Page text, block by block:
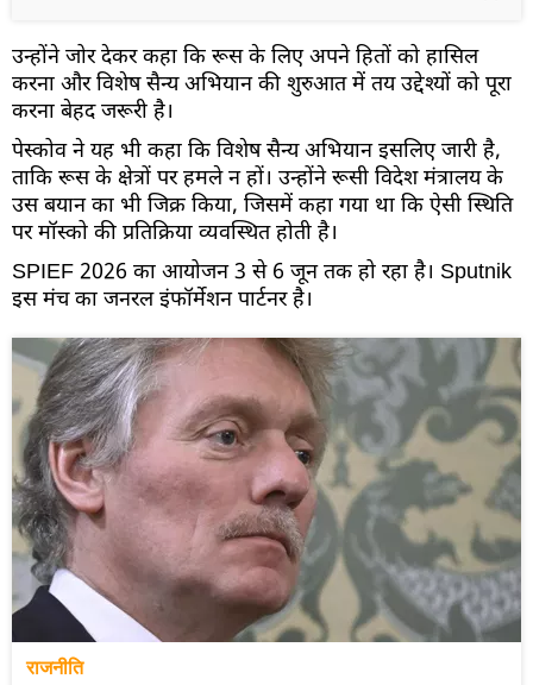
उन्होंने जोर देकर कहा कि रूस के लिए अपने हितों को हासिल
करना और विशेष सैन्य अभियान की शुरुआत में तय उद्देश्यों को पूरा
करना बेहद जरूरी है।
पेस्कोव ने यह भी कहा कि विशेष सैन्य अभियान इसलिए जारी है,
ताकि रूस के क्षेत्रों पर हमले न हों। उन्होंने रूसी विदेश मंत्रालय के
उस बयान का भी जिक्र किया, जिसमें कहा गया था कि ऐसी स्थिति
पर मॉस्को की प्रतिक्रिया व्यवस्थित होती है।
SPIEF 2026 का आयोजन 3 से 6 जून तक हो रहा है। Sputnik
इस मंच का जनरल इंफॉर्मेशन पार्टनर है।
राजनीति